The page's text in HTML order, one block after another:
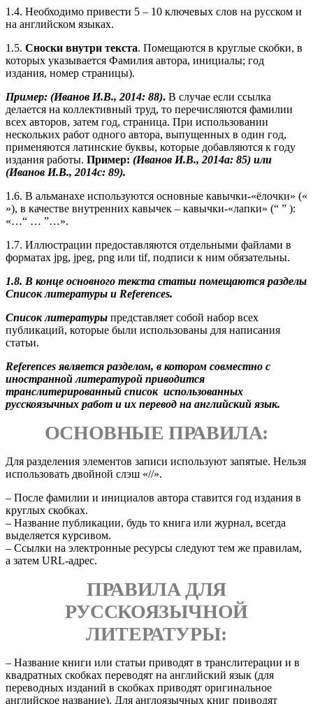
1.4. Необходимо привести 5 – 10 ключевых слов на русском и
на английском языках.
1.5. Сноски внутри текста. Помещаются в круглые скобки, в
которых указывается Фамилия автора, инициалы; год
издания, номер страницы).
Пример: (Иванов И.В., 2014: 88). В случае если ссылка
делается на коллективный труд, то перечисляются фамилии
всех авторов, затем год, страница. При использовании
нескольких работ одного автора, выпущенных в один год,
применяются латинские буквы, которые добавляются к году
издания работы. Пример: (Иванов И.В., 2014a: 85) или
(Иванов И.В., 2014c: 89).
1.6. В альманахе используются основные кавычки-«ёлочки» («
»), в качестве внутренних кавычек – кавычки-«лапки» (“ ” ):
«…“ … ”…».
1.7. Иллюстрации предоставляются отдельными файлами в
форматах jpg, jpeg, png или tif, подписи к ним обязательны.
1.8. В конце основного текста статьи помещаются разделы
Список литературы и References.
Список литературы представляет собой набор всех
публикаций, которые были использованы для написания
статьи.
References является разделом, в котором совместно с
иностранной литературой приводится
транслитерированный список использованных
русскоязычных работ и их перевод на английский язык.
ОСНОВНЫЕ ПРАВИЛА:
Для разделения элементов записи используют запятые. Нельзя
использовать двойной слэш «//».
– После фамилии и инициалов автора ставится год издания в
круглых скобках.
– Название публикации, будь то книга или журнал, всегда
выделяется курсивом.
– Ссылки на электронные ресурсы следуют тем же правилам,
а затем URL-адрес.
ПРАВИЛА ДЛЯ
РУССКОЯЗЫЧНОЙ
ЛИТЕРАТУРЫ:
– Название книги или статьи приводят в транслитерации и в
квадратных скобках переводят на английский язык (для
переводных изданий в скобках приводят оригинальное
английское название). Для англоязычных книг приводят